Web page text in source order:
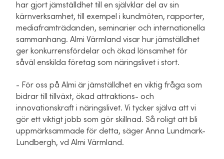
har gjort jämställdhet till en självklar del av sin
kärnverksamhet, till exempel i kundmöten, rapporter,
mediaframträdanden, seminarier och internationella
sammanhang. Almi Värmland visar hur jämställdhet
ger konkurrensfördelar och ökad lönsamhet för
såväl enskilda företag som näringslivet i stort.
- För oss på Almi är jämställdhet en viktig fråga som
bidrar till tillväxt, ökad attraktions- och
innovationskraft i näringslivet. Vi tycker själva att vi
gör ett viktigt jobb som gör skillnad. Så roligt att bli
uppmärksammade för detta, säger Anna Lundmark-
Lundbergh, vd Almi Värmland.